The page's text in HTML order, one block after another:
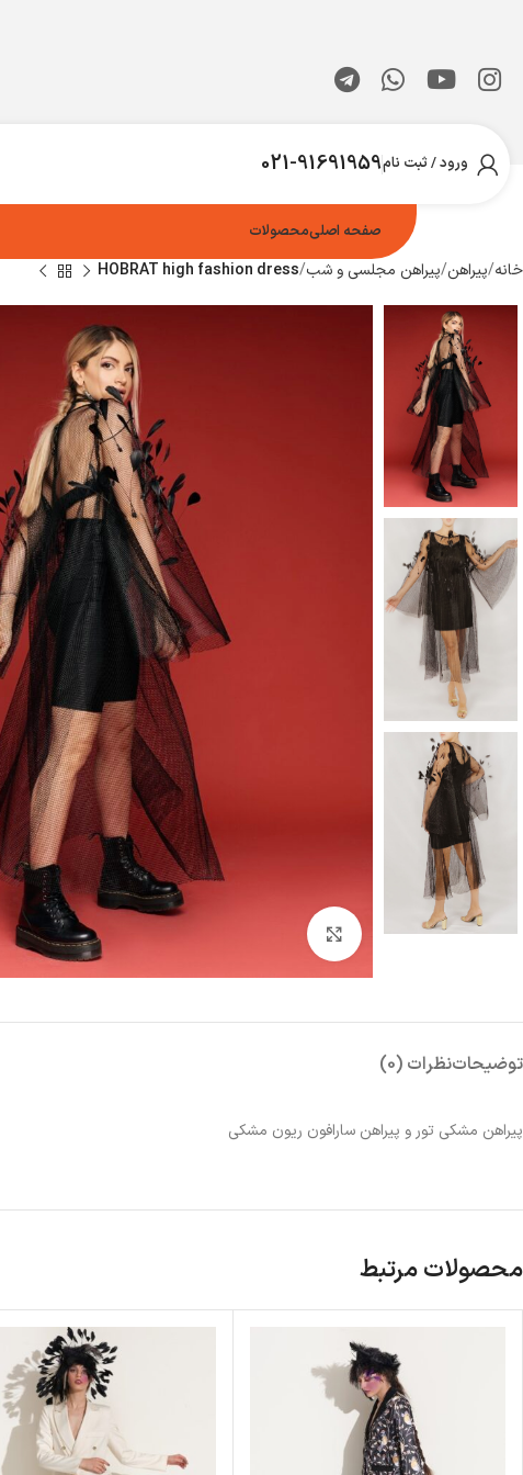
ورود / ثبت نام021-91691959
صفحه اصلیمحصولات
خانه پیراهن پیراهن مجلسی و شب HOBRAT high fashion dress
توضیحاتنظرات (0)
پیراهن مشکی تور و پیراهن سارافون ریون مشکی
محصولات مرتبط